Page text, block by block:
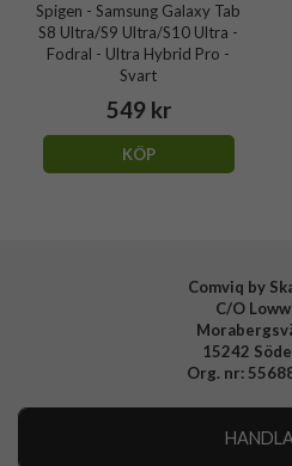
Spigen - Samsung Galaxy Tab
S8 Ultra/S9 Ultra/S10 Ultra -
Fodral - Ultra Hybrid Pro -
Svart
549 kr
KÖP
Comviq by
C/O
15242
Org. nr:
HANDLA